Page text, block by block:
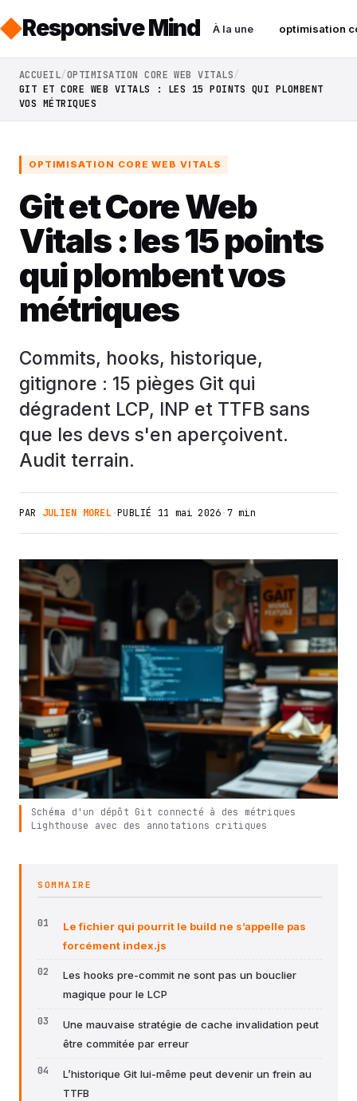
Responsive Mind À la une optimisation
ACCUEIL OPTIMISATION CORE WEB VITALS
GIT ET CORE WEB VITALS : LES 15 POINTS QUI PLOMBENT
VOS MÉTRIQUES
OPTIMISATION CORE WEB VITALS
Git et Core Web
Vitals : les 15 points
qui plombent vos
métriques
Commits, hooks, historique,
gitignore : 15 pièges Git qui
dégradent LCP, INP et TTFB sans
que les devs s'en aperçoivent.
Audit terrain.
PAR JULIEN MOREL·PUBLIÉ 11 mai 2026·7 min
Schéma d'un dépôt Git connecté à des métriques
Lighthouse avec des annotations critiques
SOMMAIRE
Le fichier qui pourrit le build ne s’appelle pas
forcément index.js
Les hooks pre-commit ne sont pas un bouclier
magique pour le LCP
Une mauvaise stratégie de cache invalidation peut
être commitée par erreur
L’historique Git lui-même peut devenir un frein au
TTFB